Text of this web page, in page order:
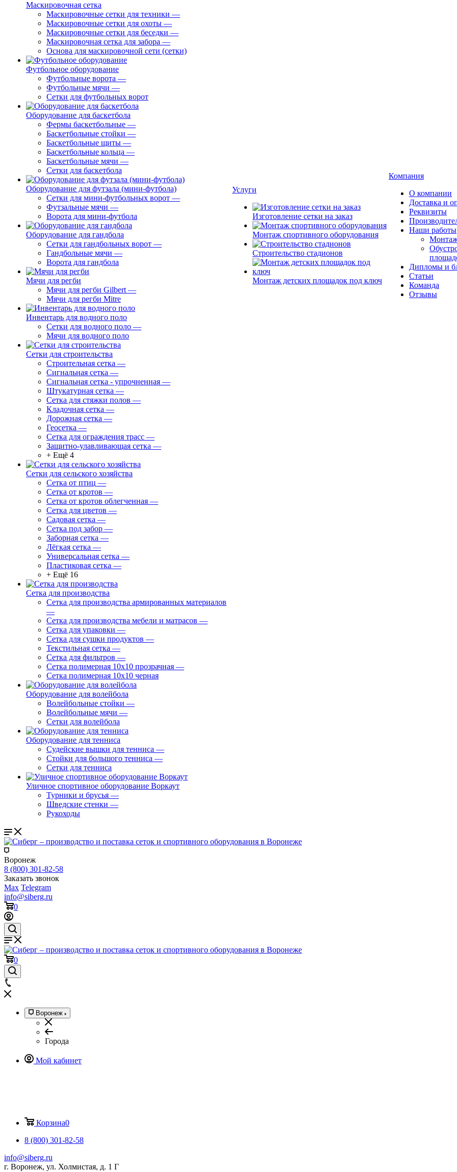
Маскировочная сетка
Маскировочные сетки для техники —
Маскировочные сетки для охоты —
Маскировочные сетки для беседки —
Маскировочная сетка для забора —
Основа для маскировочной сети (сетки)
Футбольное оборудование
Футбольные ворота —
Футбольные мячи —
Сетки для футбольных ворот
Оборудование для баскетбола
Фермы баскетбольные —
Баскетбольные стойки —
Баскетбольные щиты —
Баскетбольные кольца —
Баскетбольные мячи —
Сетки для баскетбола
Оборудование для футзала (мини-футбола)
Сетки для мини-футбольных ворот —
Футзальные мячи —
Ворота для мини-футбола
Оборудование для гандбола
Сетки для гандбольных ворот —
Гандбольные мячи —
Ворота для гандбола
Мячи для регби
Мячи для регби Gilbert —
Мячи для регби Mitre
Инвентарь для водного поло
Сетки для водного поло —
Мячи для водного поло
Сетки для строительства
Строительная сетка —
Сигнальная сетка —
Сигнальная сетка - упрочненная —
Штукатурная сетка —
Сетка для стяжки полов —
Кладочная сетка —
Дорожная сетка —
Геосетка —
Сетка для ограждения трасс —
Защитно-улавливающая сетка —
+ Ещё 4
Сетки для сельского хозяйства
Сетка от птиц —
Сетка от кротов —
Сетка от кротов облегченная —
Сетка для цветов —
Садовая сетка —
Сетка под забор —
Заборная сетка —
Лёгкая сетка —
Универсальная сетка —
Пластиковая сетка —
+ Ещё 16
Сетка для производства
Сетка для производства армированных материалов
—
Сетка для производства мебели и матрасов —
Сетка для упаковки —
Сетка для сушки продуктов —
Текстильная сетка —
Сетка для фильтров —
Сетка полимерная 10х10 прозрачная —
Сетка полимерная 10х10 черная
Оборудование для волейбола
Волейбольные стойки —
Волейбольные мячи —
Сетки для волейбола
Оборудование для тенниса
Судейские вышки для тенниса —
Стойки для большого тенниса —
Сетки для тенниса
Уличное спортивное оборудование Воркаут
Турники и брусья —
Шведские стенки —
Рукоходы
Услуги
Изготовление сетки на заказ
Монтаж спортивного оборудования
Строительство стадионов
Монтаж детских площадок под ключ
Компания
О компании
Доставка и
Реквизиты
Наши работы
Дипломы и
Статьи
Команда
Отзывы
Воронеж
8 (800) 301-82-58
Заказать звонок
Max Telegram
info@siberg.ru
0
0
Воронеж
Города
Мой кабинет
Корзина0
8 (800) 301-82-58
info@siberg.ru
г. Воронеж, ул. Холмистая, д. 1 Г